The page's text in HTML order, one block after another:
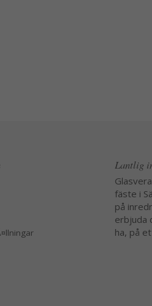
Lantlig
fäste i
på
erbjuda
ha, på